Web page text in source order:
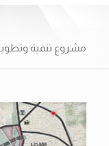
مشروع تنمية